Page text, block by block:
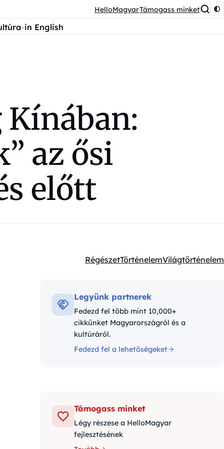
HelloMagyarTámogass minket
in English
az ősi
előtt
Kategóriák:
RégészetTörténelemVilágtörténelem
Legyünk partnerek
Fedezd fel több mint 10,000+
cikkünket Magyarországról és a
kultúráról.
Fedezd fel a lehetőségeket
Támogass minket
Légy részese a HelloMagyar
fejlesztésének